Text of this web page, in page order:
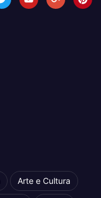
Arte e Cultura